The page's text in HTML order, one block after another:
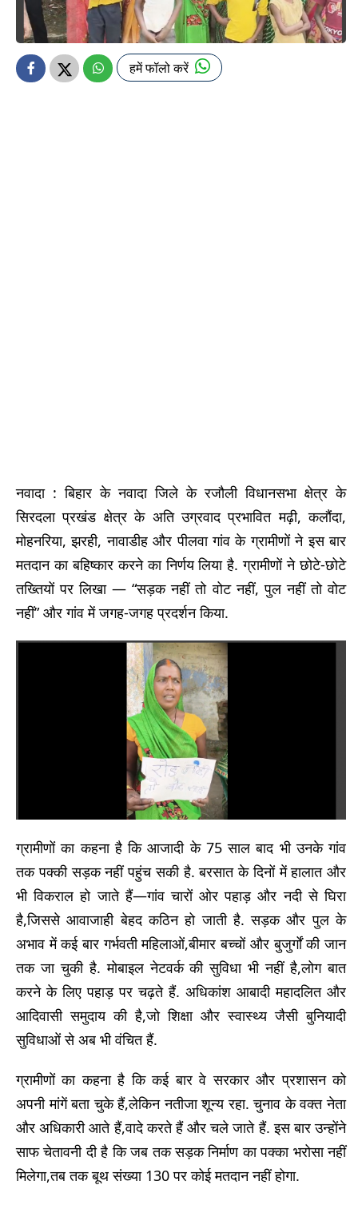
हमें फॉलो करें
नवादा : बिहार के नवादा जिले के रजौली विधानसभा क्षेत्र के
सिरदला प्रखंड क्षेत्र के अति उग्रवाद प्रभावित मढ़ी, कलौंदा,
मोहनरिया, झरही, नावाडीह और पीलवा गांव के ग्रामीणों ने इस बार
मतदान का बहिष्कार करने का निर्णय लिया है. ग्रामीणों ने छोटे-छोटे
तख्तियों पर लिखा — “सड़क नहीं तो वोट नहीं, पुल नहीं तो वोट
नहीं” और गांव में जगह-जगह प्रदर्शन किया.
ग्रामीणों का कहना है कि आजादी के 75 साल बाद भी उनके गांव
तक पक्की सड़क नहीं पहुंच सकी है. बरसात के दिनों में हालात और
भी विकराल हो जाते हैं—गांव चारों ओर पहाड़ और नदी से घिरा
है,जिससे आवाजाही बेहद कठिन हो जाती है. सड़क और पुल के
अभाव में कई बार गर्भवती महिलाओं,बीमार बच्चों और बुजुर्गों की जान
तक जा चुकी है. मोबाइल नेटवर्क की सुविधा भी नहीं है,लोग बात
करने के लिए पहाड़ पर चढ़ते हैं. अधिकांश आबादी महादलित और
आदिवासी समुदाय की है,जो शिक्षा और स्वास्थ्य जैसी बुनियादी
सुविधाओं से अब भी वंचित हैं.
ग्रामीणों का कहना है कि कई बार वे सरकार और प्रशासन को
अपनी मांगें बता चुके हैं,लेकिन नतीजा शून्य रहा. चुनाव के वक्त नेता
और अधिकारी आते हैं,वादे करते हैं और चले जाते हैं. इस बार उन्होंने
साफ चेतावनी दी है कि जब तक सड़क निर्माण का पक्का भरोसा नहीं
मिलेगा,तब तक बूथ संख्या 130 पर कोई मतदान नहीं होगा.